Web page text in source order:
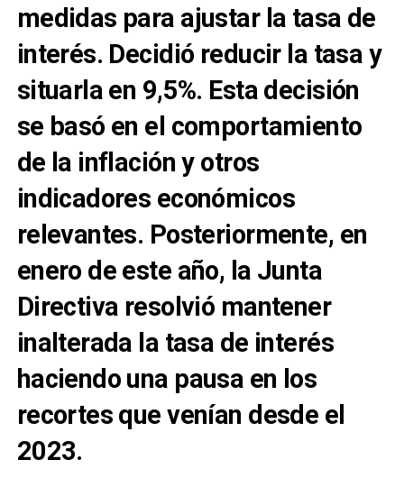
medidas para ajustar la tasa de
interés. Decidió reducir la tasa y
situarla en 9,5%. Esta decisión
se basó en el comportamiento
de la inflación y otros
indicadores económicos
relevantes. Posteriormente, en
enero de este año, la Junta
Directiva resolvió mantener
inalterada la tasa de interés
haciendo una pausa en los
recortes que venían desde el
2023.